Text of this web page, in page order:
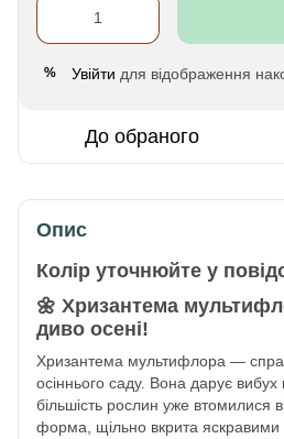
% Увійти для відображення
До обраного
Опис
Колір уточнюйте у
🌼 Хризантема
диво осені!
Хризантема мультифлора —
осіннього саду. Вона дарує вибух
більшість рослин уже втомилися
форма, щільно вкрита яскравими